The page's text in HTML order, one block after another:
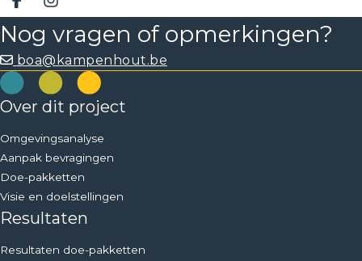
Deel op facebook
Deel op Instagram
Nog vragen of opmerkingen?
boa@kampenhout.be
Over dit project
Omgevingsanalyse
Aanpak bevragingen
Doe-pakketten
Visie en doelstellingen
Resultaten
Resultaten doe-pakketten